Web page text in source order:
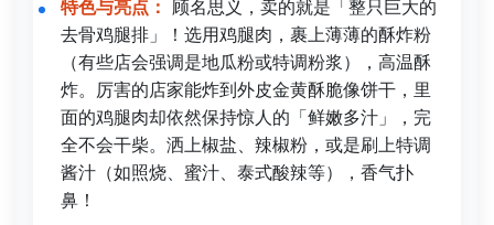
特色与亮点：
顾名思义，卖的就是「整只巨大的
去骨鸡腿排」！选用鸡腿肉，裹上薄薄的酥炸粉
（有些店会强调是地瓜粉或特调粉浆），高温酥
炸。厉害的店家能炸到外皮金黄酥脆像饼干，里
面的鸡腿肉却依然保持惊人的「鲜嫩多汁」，完
全不会干柴。洒上椒盐、辣椒粉，或是刷上特调
酱汁（如照烧、蜜汁、泰式酸辣等），香气扑
鼻！